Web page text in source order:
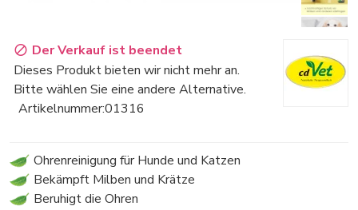
Der Verkauf ist beendet
Dieses Produkt bieten wir nicht mehr an.
Bitte wählen Sie eine andere Alternative.
Artikelnummer:01316
Ohrenreinigung für Hunde und Katzen
Bekämpft Milben und Krätze
Beruhigt die Ohren